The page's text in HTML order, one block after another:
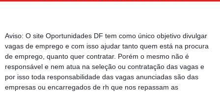
Aviso: O site Oportunidades DF tem como único objetivo divulgar
vagas de emprego e com isso ajudar tanto quem está na procura
de emprego, quanto quer contratar. Porém o mesmo não é
responsável e nem atua na seleção ou contratação das vagas e
por isso toda responsabilidade das vagas anunciadas são das
empresas ou encarregados de rh que nos repassam as